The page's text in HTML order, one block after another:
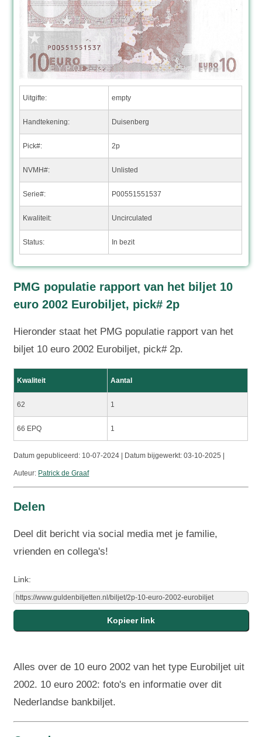
Uitgifte: empty
Handtekening: Duisenberg
Pick#: 2p
NVMH#: Unlisted
Serie#: P00551551537
Kwaliteit: Uncirculated
Status: In bezit
PMG populatie rapport van het biljet 10
euro 2002 Eurobiljet, pick# 2p
Hieronder staat het PMG populatie rapport van het
biljet 10 euro 2002 Eurobiljet, pick# 2p.
Kwaliteit Aantal
62 1
66 EPQ 1
Datum gepubliceerd: 10-07-2024 | Datum bijgewerkt:03-10-2025 |
Auteur: Patrick de Graaf
Delen
Deel dit bericht via social media met je familie,
vrienden en collega's!
Link:
Alles over de 10 euro 2002 van het type Eurobiljet uit
2002. 10 euro 2002: foto's en informatie over dit
Nederlandse bankbiljet.